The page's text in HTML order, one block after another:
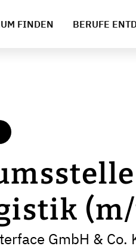
FINDEN BERUFE
GmbH & Co.